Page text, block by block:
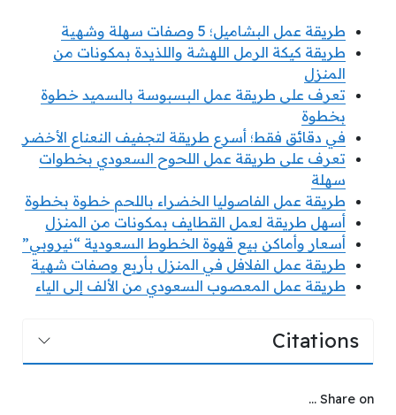
طريقة عمل البشاميل؛ 5 وصفات سهلة وشهية
طريقة كيكة الرمل اللهشة واللذيدة بمكونات من
المنزل
تعرف على طريقة عمل البسبوسة بالسميد خطوة
بخطوة
في دقائق فقط؛ أسرع طريقة لتجفيف النعناع الأخضر
تعرف على طريقة عمل اللحوح السعودي بخطوات
سهلة
طريقة عمل الفاصوليا الخضراء باللحم خطوة بخطوة
أسهل طريقة لعمل القطايف بمكونات من المنزل
أسعار وأماكن بيع قهوة الخطوط السعودية “نيروبي”
طريقة عمل الفلافل في المنزل بأربع وصفات شهية
طريقة عمل المعصوب السعودي من الألف إلى الياء
Citations
Share on ...